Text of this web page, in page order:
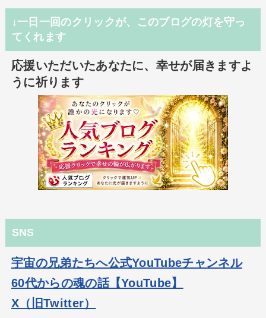
↓一日一回のクリックが、このブログの灯を守っ
てくれます
応援いただいたあなたに、幸せが届きますよ
うに祈ります
SNS
宇宙の兄弟たちへ公式YouTubeチャンネル
60代からの魂の話【YouTube】
X（旧Twitter）